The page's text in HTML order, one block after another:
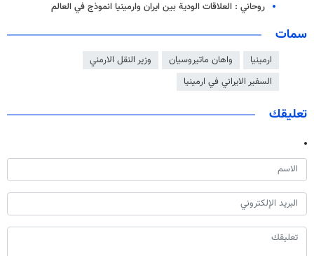
روحاني : العلاقات الودية بين ايران وارمينيا انموذج في العالم
سمات
ارمينيا واهان ماتيروسيان
وزير النقل الارمني
السفير الايراني في ارمينيا
تعليقك